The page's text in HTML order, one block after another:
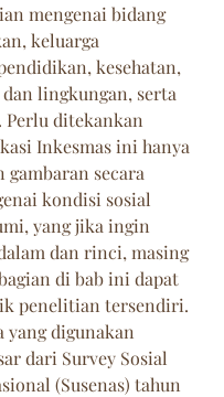
mengenai bidang
keluarga
kesehatan,
lingkungan, serta
ditekankan
Inkesmas ini hanya
secara
kondisi sosial
yang jika ingin
dan rinci, masing
di bab ini dapat
penelitian tersendiri.
yang digunakan
dari Survey Sosial
(Susenas) tahun